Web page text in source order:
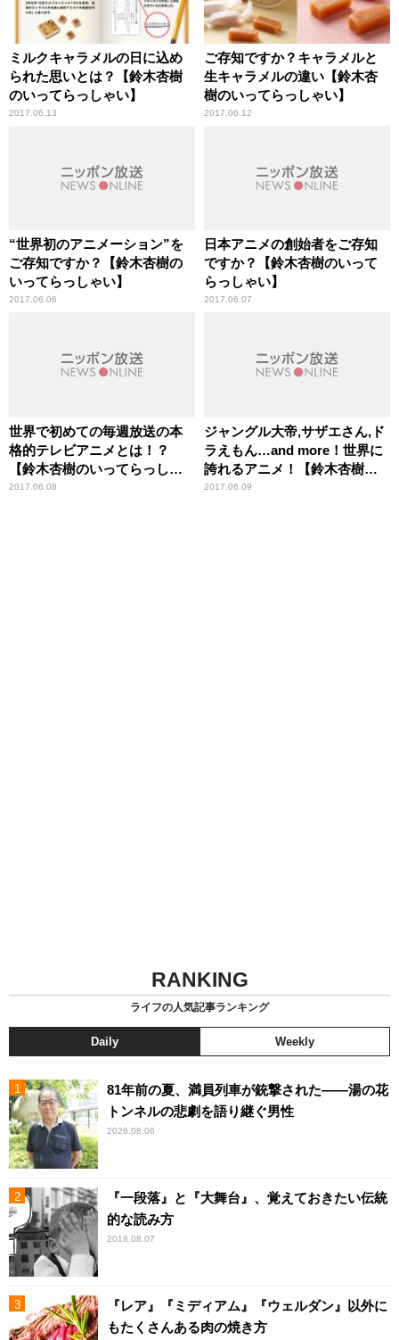
ミルクキャラメルの日に込め
られた思いとは？【鈴木杏樹
のいってらっしゃい】
2017.06.13
ご存知ですか？キャラメルと
生キャラメルの違い【鈴木杏
樹のいってらっしゃい】
2017.06.12
“世界初のアニメーション”を
ご存知ですか？【鈴木杏樹の
いってらっしゃい】
2017.06.06
日本アニメの創始者をご存知
ですか？【鈴木杏樹のいって
らっしゃい】
2017.06.07
世界で初めての毎週放送の本
格的テレビアニメとは！？
【鈴木杏樹のいってらっしゃ
い】
2017.06.08
ジャングル大帝,サザエさん,ド
ラえもん…and more！世界に
誇れるアニメ！【鈴木杏樹の
いってらっしゃい】
2017.06.09
RANKING
ライフの人気記事ランキング
Daily Weekly
81年前の夏、満員列車が銃撃された――湯の花
トンネルの悲劇を語り継ぐ男性
2026.08.06
『一段落』と『大舞台』、覚えておきたい伝統
的な読み方
2018.08.07
『レア』『ミディアム』『ウェルダン』以外に
もたくさんある肉の焼き方